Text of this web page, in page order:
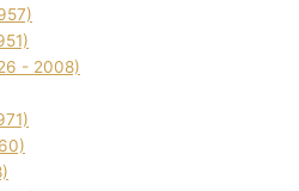
- 2008)